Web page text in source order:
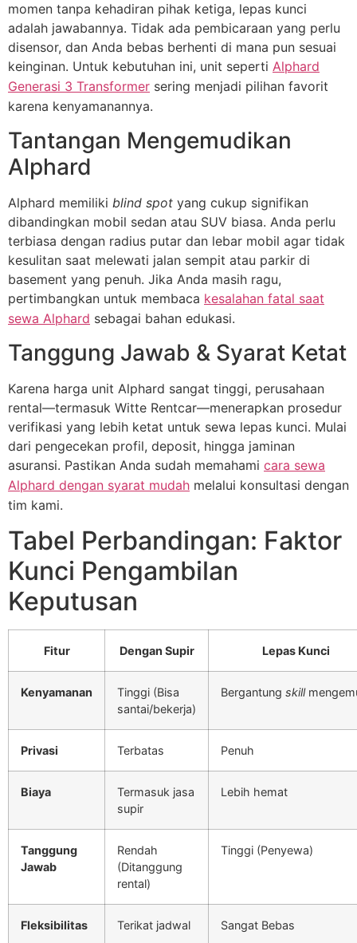
momen tanpa kehadiran pihak ketiga, lepas kunci
adalah jawabannya. Tidak ada pembicaraan yang perlu
disensor, dan Anda bebas berhenti di mana pun sesuai
keinginan. Untuk kebutuhan ini, unit seperti Alphard
Generasi 3 Transformer sering menjadi pilihan favorit
karena kenyamanannya.
Tantangan Mengemudikan
Alphard
Alphard memiliki blind spot yang cukup signifikan
dibandingkan mobil sedan atau SUV biasa. Anda perlu
terbiasa dengan radius putar dan lebar mobil agar tidak
kesulitan saat melewati jalan sempit atau parkir di
basement yang penuh. Jika Anda masih ragu,
pertimbangkan untuk membaca kesalahan fatal saat
sewa Alphard sebagai bahan edukasi.
Tanggung Jawab & Syarat Ketat
Karena harga unit Alphard sangat tinggi, perusahaan
rental—termasuk Witte Rentcar—menerapkan prosedur
verifikasi yang lebih ketat untuk sewa lepas kunci. Mulai
dari pengecekan profil, deposit, hingga jaminan
asuransi. Pastikan Anda sudah memahami cara sewa
Alphard dengan syarat mudah melalui konsultasi dengan
tim kami.
Tabel Perbandingan: Faktor
Kunci Pengambilan
Keputusan
Fitur Dengan Supir Lepas Kunci
Kenyamanan
Tinggi (Bisa
santai/bekerja)
Bergantung skill
Privasi Terbatas Penuh
Biaya
Termasuk jasa
supir
Lebih hemat
Tanggung
Jawab
Rendah
(Ditanggung
rental)
Tinggi (Penyewa)
Fleksibilitas Terikat jadwal Sangat Bebas